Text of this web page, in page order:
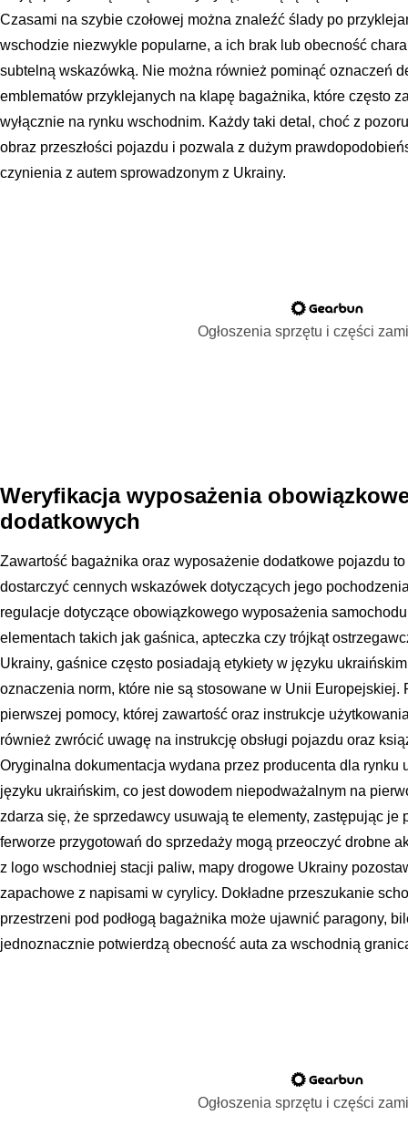
Czasami na szybie czołowej można znaleźć ślady po
wschodzie niezwykle popularne, a ich brak lub obecność
subtelną wskazówką. Nie można również pominąć oznaczeń
emblematów przyklejanych na klapę bagażnika, które często
wyłącznie na rynku wschodnim. Każdy taki detal, choć z
obraz przeszłości pojazdu i pozwala z dużym
czynienia z autem sprowadzonym z Ukrainy.
Ogłoszenia sprzętu i części
Weryfikacja wyposażenia
dodatkowych
Zawartość bagażnika oraz wyposażenie dodatkowe pojazdu
dostarczyć cennych wskazówek dotyczących jego
regulacje dotyczące obowiązkowego wyposażenia
elementach takich jak gaśnica, apteczka czy trójkąt
Ukrainy, gaśnice często posiadają etykiety w języku
oznaczenia norm, które nie są stosowane w Unii
pierwszej pomocy, której zawartość oraz instrukcje
również zwrócić uwagę na instrukcję obsługi pojazdu oraz
Oryginalna dokumentacja wydana przez producenta dla
języku ukraińskim, co jest dowodem niepodważalnym na
zdarza się, że sprzedawcy usuwają te elementy, zastępując
ferworze przygotowań do sprzedaży mogą przeoczyć drobne
z logo wschodniej stacji paliw, mapy drogowe Ukrainy
zapachowe z napisami w cyrylicy. Dokładne przeszukanie
przestrzeni pod podłogą bagażnika może ujawnić paragony,
jednoznacznie potwierdzą obecność auta za wschodnią
Ogłoszenia sprzętu i części